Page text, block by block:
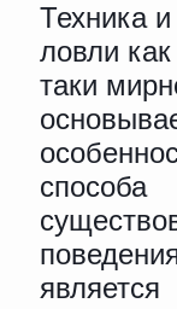
Техника и
ловли
таки
способа
является